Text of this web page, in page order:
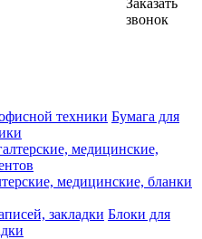
Заказать
звонок
Бумага для
медицинские, бланки
Блоки для